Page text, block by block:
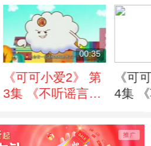
00:35
《可可小爱2》 第
3集 《不听谣言
《可
4集